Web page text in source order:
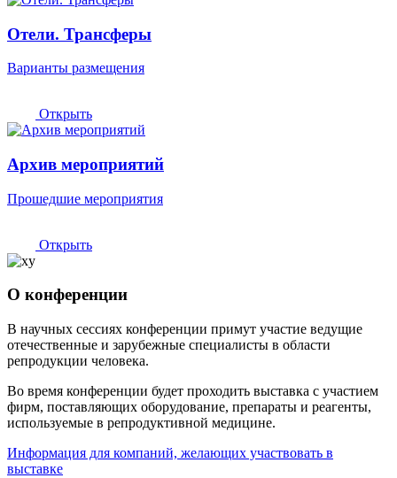
Отели. Трансферы
Варианты размещения
Открыть
Архив мероприятий
Прошедшие мероприятия
Открыть
О конференции
В научных сессиях конференции примут участие ведущие
отечественные и зарубежные специалисты в области
репродукции человека.
Во время конференции будет проходить выставка с участием
фирм, поставляющих оборудование, препараты и реагенты,
используемые в репродуктивной медицине.
Информация для компаний, желающих участвовать в
выставке